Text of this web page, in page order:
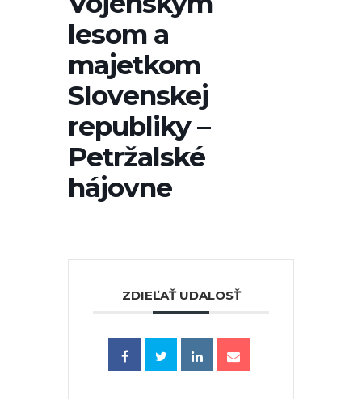
lesom a
majetkom
Slovenskej
republiky –
Petržalské
hájovne
ZDIEĽAŤ UDALOSŤ